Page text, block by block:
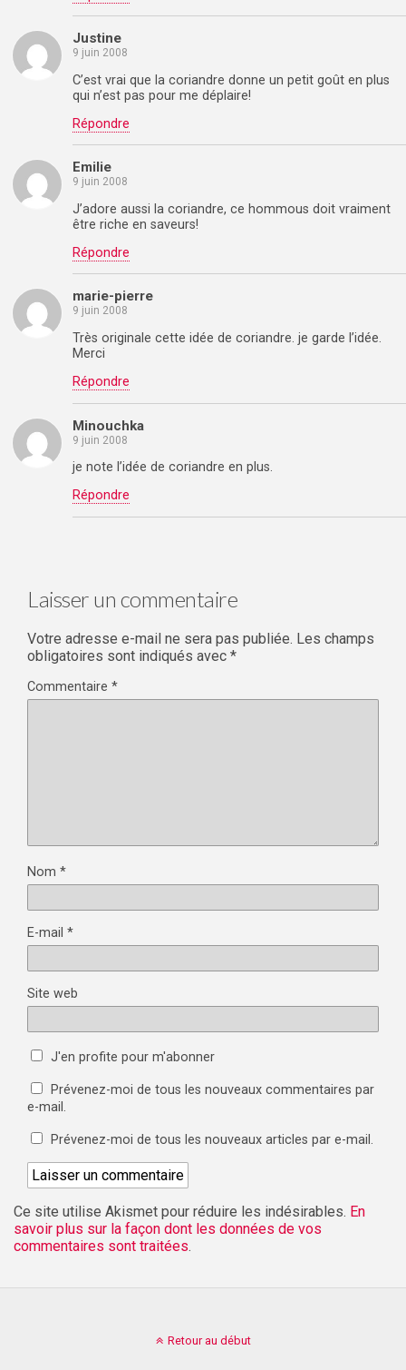
Justine
9 juin 2008
C’est vrai que la coriandre donne un petit goût en plus
qui n’est pas pour me déplaire!
Répondre
Emilie
9 juin 2008
J’adore aussi la coriandre, ce hommous doit vraiment
être riche en saveurs!
Répondre
marie-pierre
9 juin 2008
Très originale cette idée de coriandre. je garde l’idée.
Merci
Répondre
Minouchka
9 juin 2008
je note l’idée de coriandre en plus.
Répondre
Laisser un commentaire
Votre adresse e-mail ne sera pas publiée. Les champs
obligatoires sont indiqués avec *
Commentaire *
Nom *
E-mail *
Site web
J'en profite pour m'abonner
Prévenez-moi de tous les nouveaux commentaires par
e-mail.
Prévenez-moi de tous les nouveaux articles par e-mail.
Ce site utilise Akismet pour réduire les indésirables. En
savoir plus sur la façon dont les données de vos
commentaires sont traitées.
Retour au début